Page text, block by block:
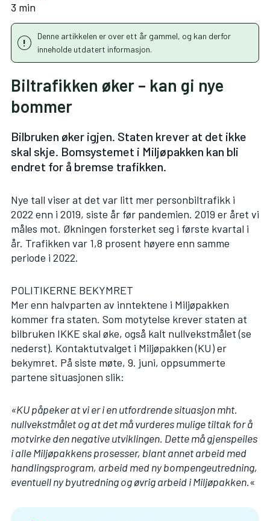
3 min
Denne artikkelen er over ett år gammel, og kan derfor
inneholde utdatert informasjon.
Biltrafikken øker – kan gi nye
bommer
Bilbruken øker igjen. Staten krever at det ikke
skal skje. Bomsystemet i Miljøpakken kan bli
endret for å bremse trafikken.
Nye tall viser at det var litt mer personbiltrafikk i
2022 enn i 2019, siste år før pandemien. 2019 er året vi
måles mot. Økningen forsterket seg i første kvartal i
år. Trafikken var 1,8 prosent høyere enn samme
periode i 2022.
POLITIKERNE BEKYMRET
Mer enn halvparten av inntektene i Miljøpakken
kommer fra staten. Som motytelse krever staten at
bilbruken IKKE skal øke, også kalt nullvekstmålet (se
nederst). Kontaktutvalget i Miljøpakken (KU) er
bekymret. På siste møte, 9. juni, oppsummerte
partene situasjonen slik:
«KU påpeker at vi er i en utfordrende situasjon mht.
nullvekstmålet og at det må vurderes mulige tiltak for å
motvirke den negative utviklingen. Dette må gjenspeiles
i alle Miljøpakkens prosesser, blant annet arbeid med
handlingsprogram, arbeid med ny bompengeutredning,
eventuell ny byutredning og øvrig arbeid i Miljøpakken.«